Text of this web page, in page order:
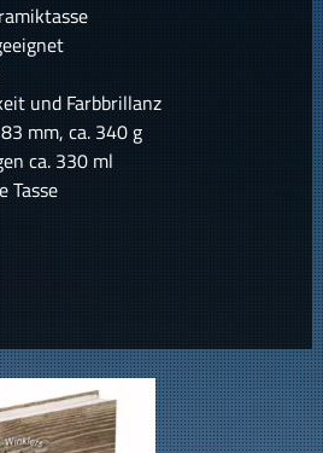
und Farbbrillanz
mm, ca. 340 g
ca. 330 ml
Tasse